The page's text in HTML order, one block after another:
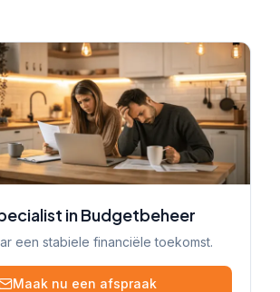
in Budgetbeheer
een stabiele financiële toekomst.
Maak nu een afspraak